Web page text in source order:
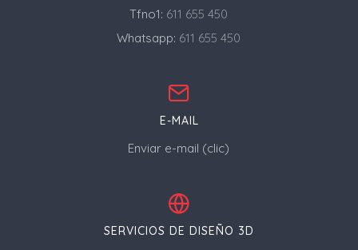
Tfno1: 611 655 450
Whatsapp: 611 655 450
E-MAIL
Enviar e-mail (clic)
SERVICIOS DE DISEÑO 3D